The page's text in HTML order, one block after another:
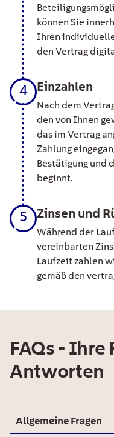
können Sie
Ihren
den Vertrag
4 Einzahlen
Nach dem
den von Ihnen
das im Vertrag
Zahlung
Bestätigung und
beginnt.
5 Zinsen und
Während der
vereinbarten
Laufzeit zahlen
gemäß den
FAQs - Ihre
Antworten
Allgemeine Fragen